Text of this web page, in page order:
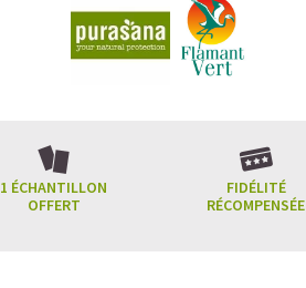
1 ÉCHANTILLON
OFFERT
FIDÉLITÉ
RÉCOMPENSÉE